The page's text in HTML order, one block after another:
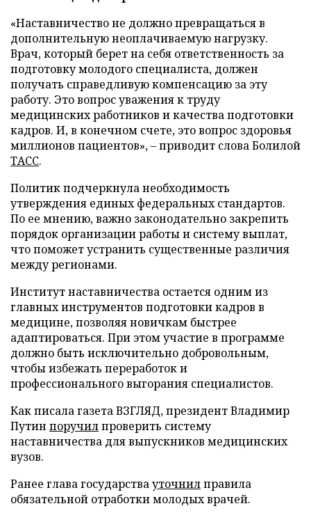
«Наставничество не должно превращаться в
дополнительную неоплачиваемую нагрузку.
Врач, который берет на себя ответственность за
подготовку молодого специалиста, должен
получать справедливую компенсацию за эту
работу. Это вопрос уважения к труду
медицинских работников и качества подготовки
кадров. И, в конечном счете, это вопрос здоровья
миллионов пациентов», – приводит слова Болилой
ТАСС.
Политик подчеркнула необходимость
утверждения единых федеральных стандартов.
По ее мнению, важно законодательно закрепить
порядок организации работы и систему выплат,
что поможет устранить существенные различия
между регионами.
Институт наставничества остается одним из
главных инструментов подготовки кадров в
медицине, позволяя новичкам быстрее
адаптироваться. При этом участие в программе
должно быть исключительно добровольным,
чтобы избежать переработок и
профессионального выгорания специалистов.
Как писала газета ВЗГЛЯД, президент Владимир
Путин поручилпроверить систему
наставничества для выпускников медицинских
вузов.
Ранее глава государствауточнилправила
обязательной отработки молодых врачей.